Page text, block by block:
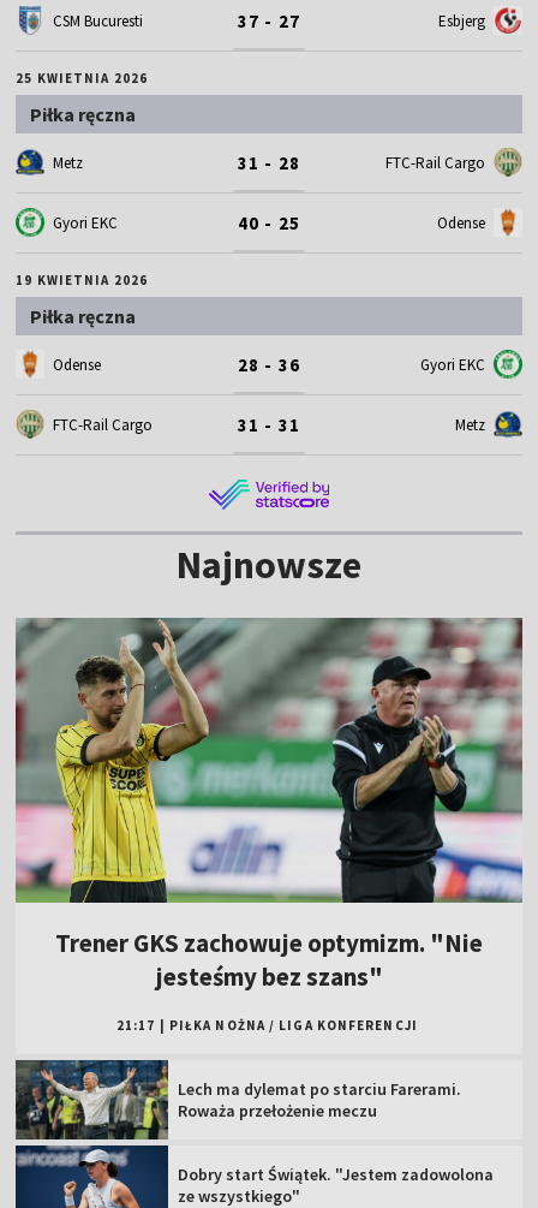
CSM Bucuresti 37 - 27 Esbjerg
25 KWIETNIA 2026
Piłka ręczna
Metz 31 - 28 FTC-Rail Cargo
Gyori EKC 40 - 25 Odense
19 KWIETNIA 2026
Piłka ręczna
Odense 28 - 36 Gyori EKC
FTC-Rail Cargo 31 - 31 Metz
Najnowsze
Trener GKS zachowuje optymizm. "Nie
jesteśmy bez szans"
21:17 PIŁKA NOŻNA / LIGA KONFERENCJI
Lech ma dylemat po starciu Farerami.
Roważa przełożenie meczu
Dobry start Świątek. "Jestem zadowolona
ze wszystkiego"